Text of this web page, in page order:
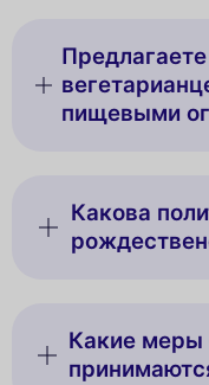
пищевыми
Какова
Какие меры